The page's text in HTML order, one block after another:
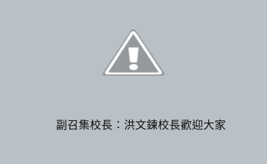
副召集校長：洪文鍊校長歡迎大家